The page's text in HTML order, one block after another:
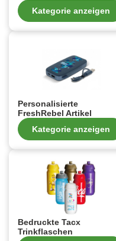
Kategorie anzeigen
Personalisierte
FreshRebel Artikel
Kategorie anzeigen
Bedruckte Tacx
Trinkflaschen